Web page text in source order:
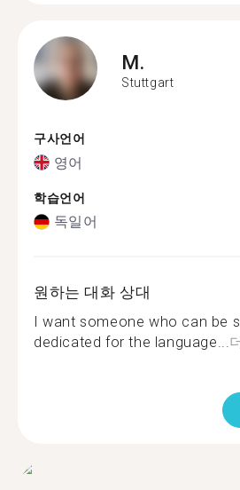
M.
Stuttgart
구사언어
영어
학습언어
독일어
원하는 대화 상대
I want someone who can be
dedicated for the language...